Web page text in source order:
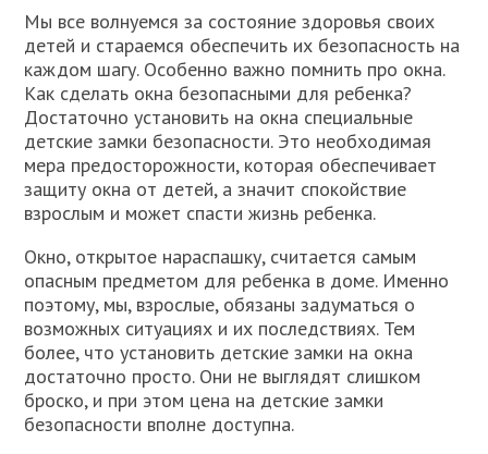
Мы все волнуемся за состояние здоровья своих
детей и стараемся обеспечить их безопасность на
каждом шагу. Особенно важно помнить про окна.
Как сделать окна безопасными для ребенка?
Достаточно установить на окна специальные
детские замки безопасности. Это необходимая
мера предосторожности, которая обеспечивает
защиту окна от детей, а значит спокойствие
взрослым и может спасти жизнь ребенка.
Окно, открытое нараспашку, считается самым
опасным предметом для ребенка в доме. Именно
поэтому, мы, взрослые, обязаны задуматься о
возможных ситуациях и их последствиях. Тем
более, что установить детские замки на окна
достаточно просто. Они не выглядят слишком
броско, и при этом цена на детские замки
безопасности вполне доступна.